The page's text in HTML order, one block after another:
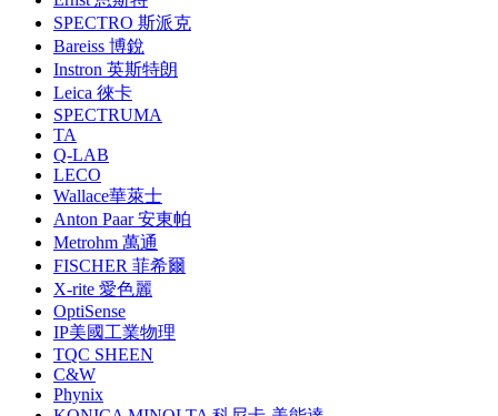
SPECTRO 斯派克
Bareiss 博銳
Instron 英斯特朗
Leica 徠卡
SPECTRUMA
TA
Q-LAB
LECO
Wallace華萊士
Anton Paar 安東帕
Metrohm 萬通
FISCHER 菲希爾
X-rite 愛色麗
OptiSense
IP美國工業物理
TQC SHEEN
C&W
Phynix